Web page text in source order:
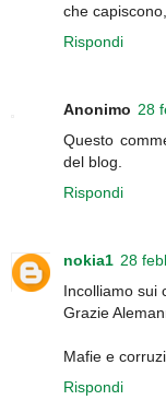
che
Rispondi
Anonimo 28
Questo
del blog.
Rispondi
nokia1 28
Incolliamo sui
Grazie
Mafie e
Rispondi